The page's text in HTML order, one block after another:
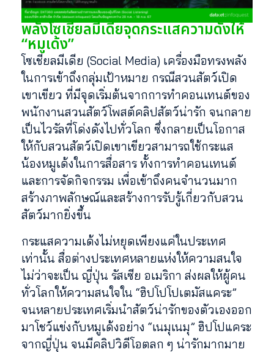
พลังโซเชียลมีเดียจุดกระแสความดังให้
“หมูเด้ง”
โซเชียลมีเดีย (Social Media) เครื่องมือทรงพลัง
ในการเข้าถึงกลุ่มเป้าหมาย กรณีสวนสัตว์เปิด
เขาเขียว ที่มีจุดเริ่มต้นจากการทำคอนเทนต์ของ
พนักงานสวนสัตว์โพสต์คลิปสัตว์น่ารัก จนกลาย
เป็นไวรัลที่โด่งดังไปทั่วโลก ซึ่งกลายเป็นโอกาส
ให้กับสวนสัตว์เปิดเขาเขียวสามารถใช้กระแส
น้องหมูเด้งในการสื่อสาร ทั้งการทำคอนเทนต์
และการจัดกิจกรรม เพื่อเข้าถึงคนจำนวนมาก
สร้างภาพลักษณ์และสร้างการรับรู้เกี่ยวกับสวน
สัตว์มากยิ่งขึ้น
กระแสความเด้งไม่หยุดเพียงแค่ในประเทศ
เท่านั้น สื่อต่างประเทศหลายแห่งให้ความสนใจ
ไม่ว่าจะเป็น ญี่ปุ่น รัสเซีย อเมริกา ส่งผลให้ผู้คน
ทั่วโลกให้ความสนใจใน “ฮิปโปโปเตมัสแคระ”
จนหลายประเทศเริ่มนำสัตว์น่ารักของตัวเองออก
มาโชว์แข่งกับหมูเด้งอย่าง “เนมุเนมุ” ฮิปโปแคระ
จากญี่ปุ่น จนมีคลิปวิดีโอตลก ๆ น่ารักมากมาย